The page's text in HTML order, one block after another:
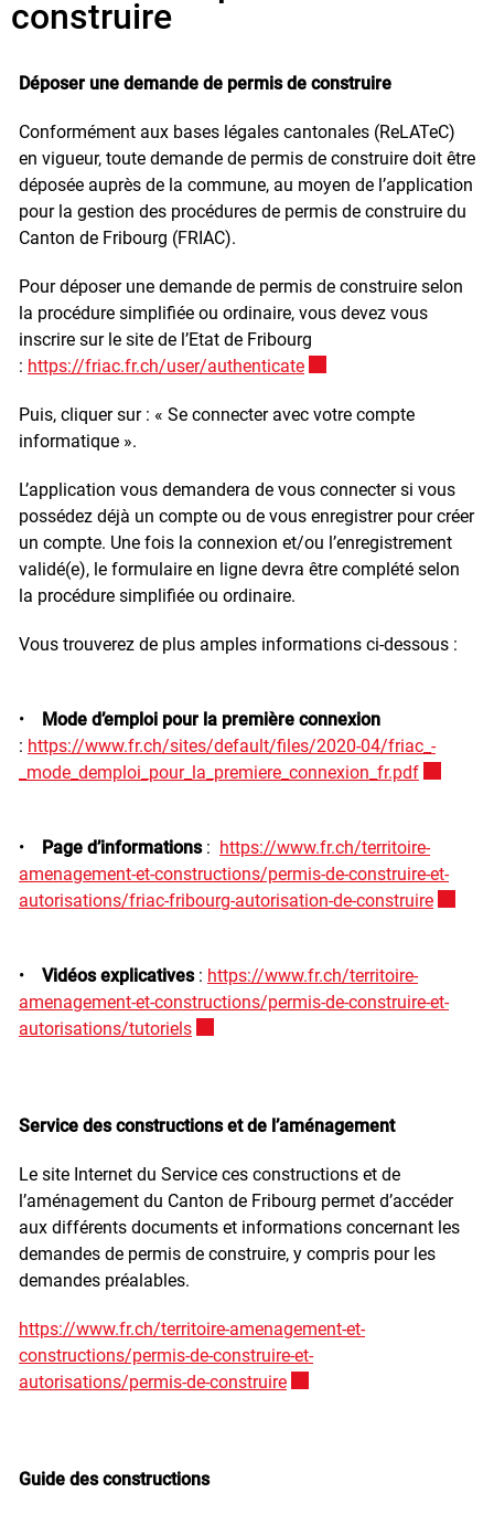
construire
Déposer une demande de permis de construire
Conformément aux bases légales cantonales (ReLATeC)
en vigueur, toute demande de permis de construire doit être
déposée auprès de la commune, au moyen de l’application
pour la gestion des procédures de permis de construire du
Canton de Fribourg (FRIAC).
Pour déposer une demande de permis de construire selon
la procédure simplifiée ou ordinaire, vous devez vous
inscrire sur le site de l’Etat de Fribourg
: https://friac.fr.ch/user/authenticate
Puis, cliquer sur : « Se connecter avec votre compte
informatique ».
L’application vous demandera de vous connecter si vous
possédez déjà un compte ou de vous enregistrer pour créer
un compte. Une fois la connexion et/ou l’enregistrement
validé(e), le formulaire en ligne devra être complété selon
la procédure simplifiée ou ordinaire.
Vous trouverez de plus amples informations ci-dessous :
• Mode d’emploi pour la première connexion
: https://www.fr.ch/sites/default/files/2020-04/friac_-
_mode_demploi_pour_la_premiere_connexion_fr.pdf
• Page d’informations : https://www.fr.ch/territoire-
amenagement-et-constructions/permis-de-construire-et-
autorisations/friac-fribourg-autorisation-de-construire
• Vidéos explicatives: https://www.fr.ch/territoire-
amenagement-et-constructions/permis-de-construire-et-
autorisations/tutoriels
Service des constructions et de l’aménagement
Le site Internet du Service ces constructions et de
l’aménagement du Canton de Fribourg permet d’accéder
aux différents documents et informations concernant les
demandes de permis de construire, y compris pour les
demandes préalables.
https://www.fr.ch/territoire-amenagement-et-
constructions/permis-de-construire-et-
autorisations/permis-de-construire
Guide des constructions